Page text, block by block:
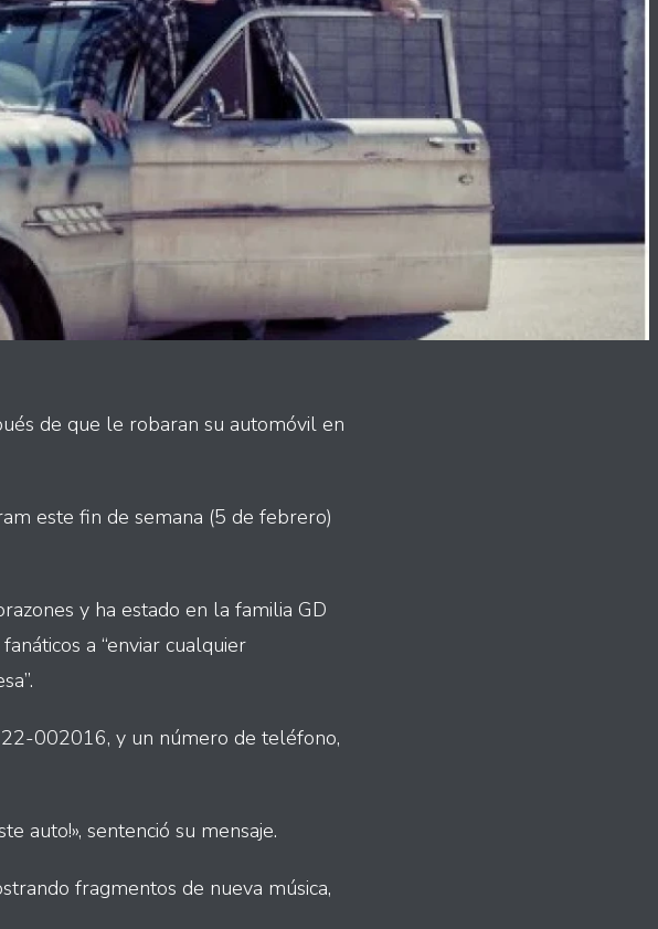
de que le robaran su automóvil en
este fin de semana (5 de febrero)
y ha estado en la familia GD
a “enviar cualquier
002016, y un número de teléfono,
auto!», sentenció su mensaje.
fragmentos de nueva música,